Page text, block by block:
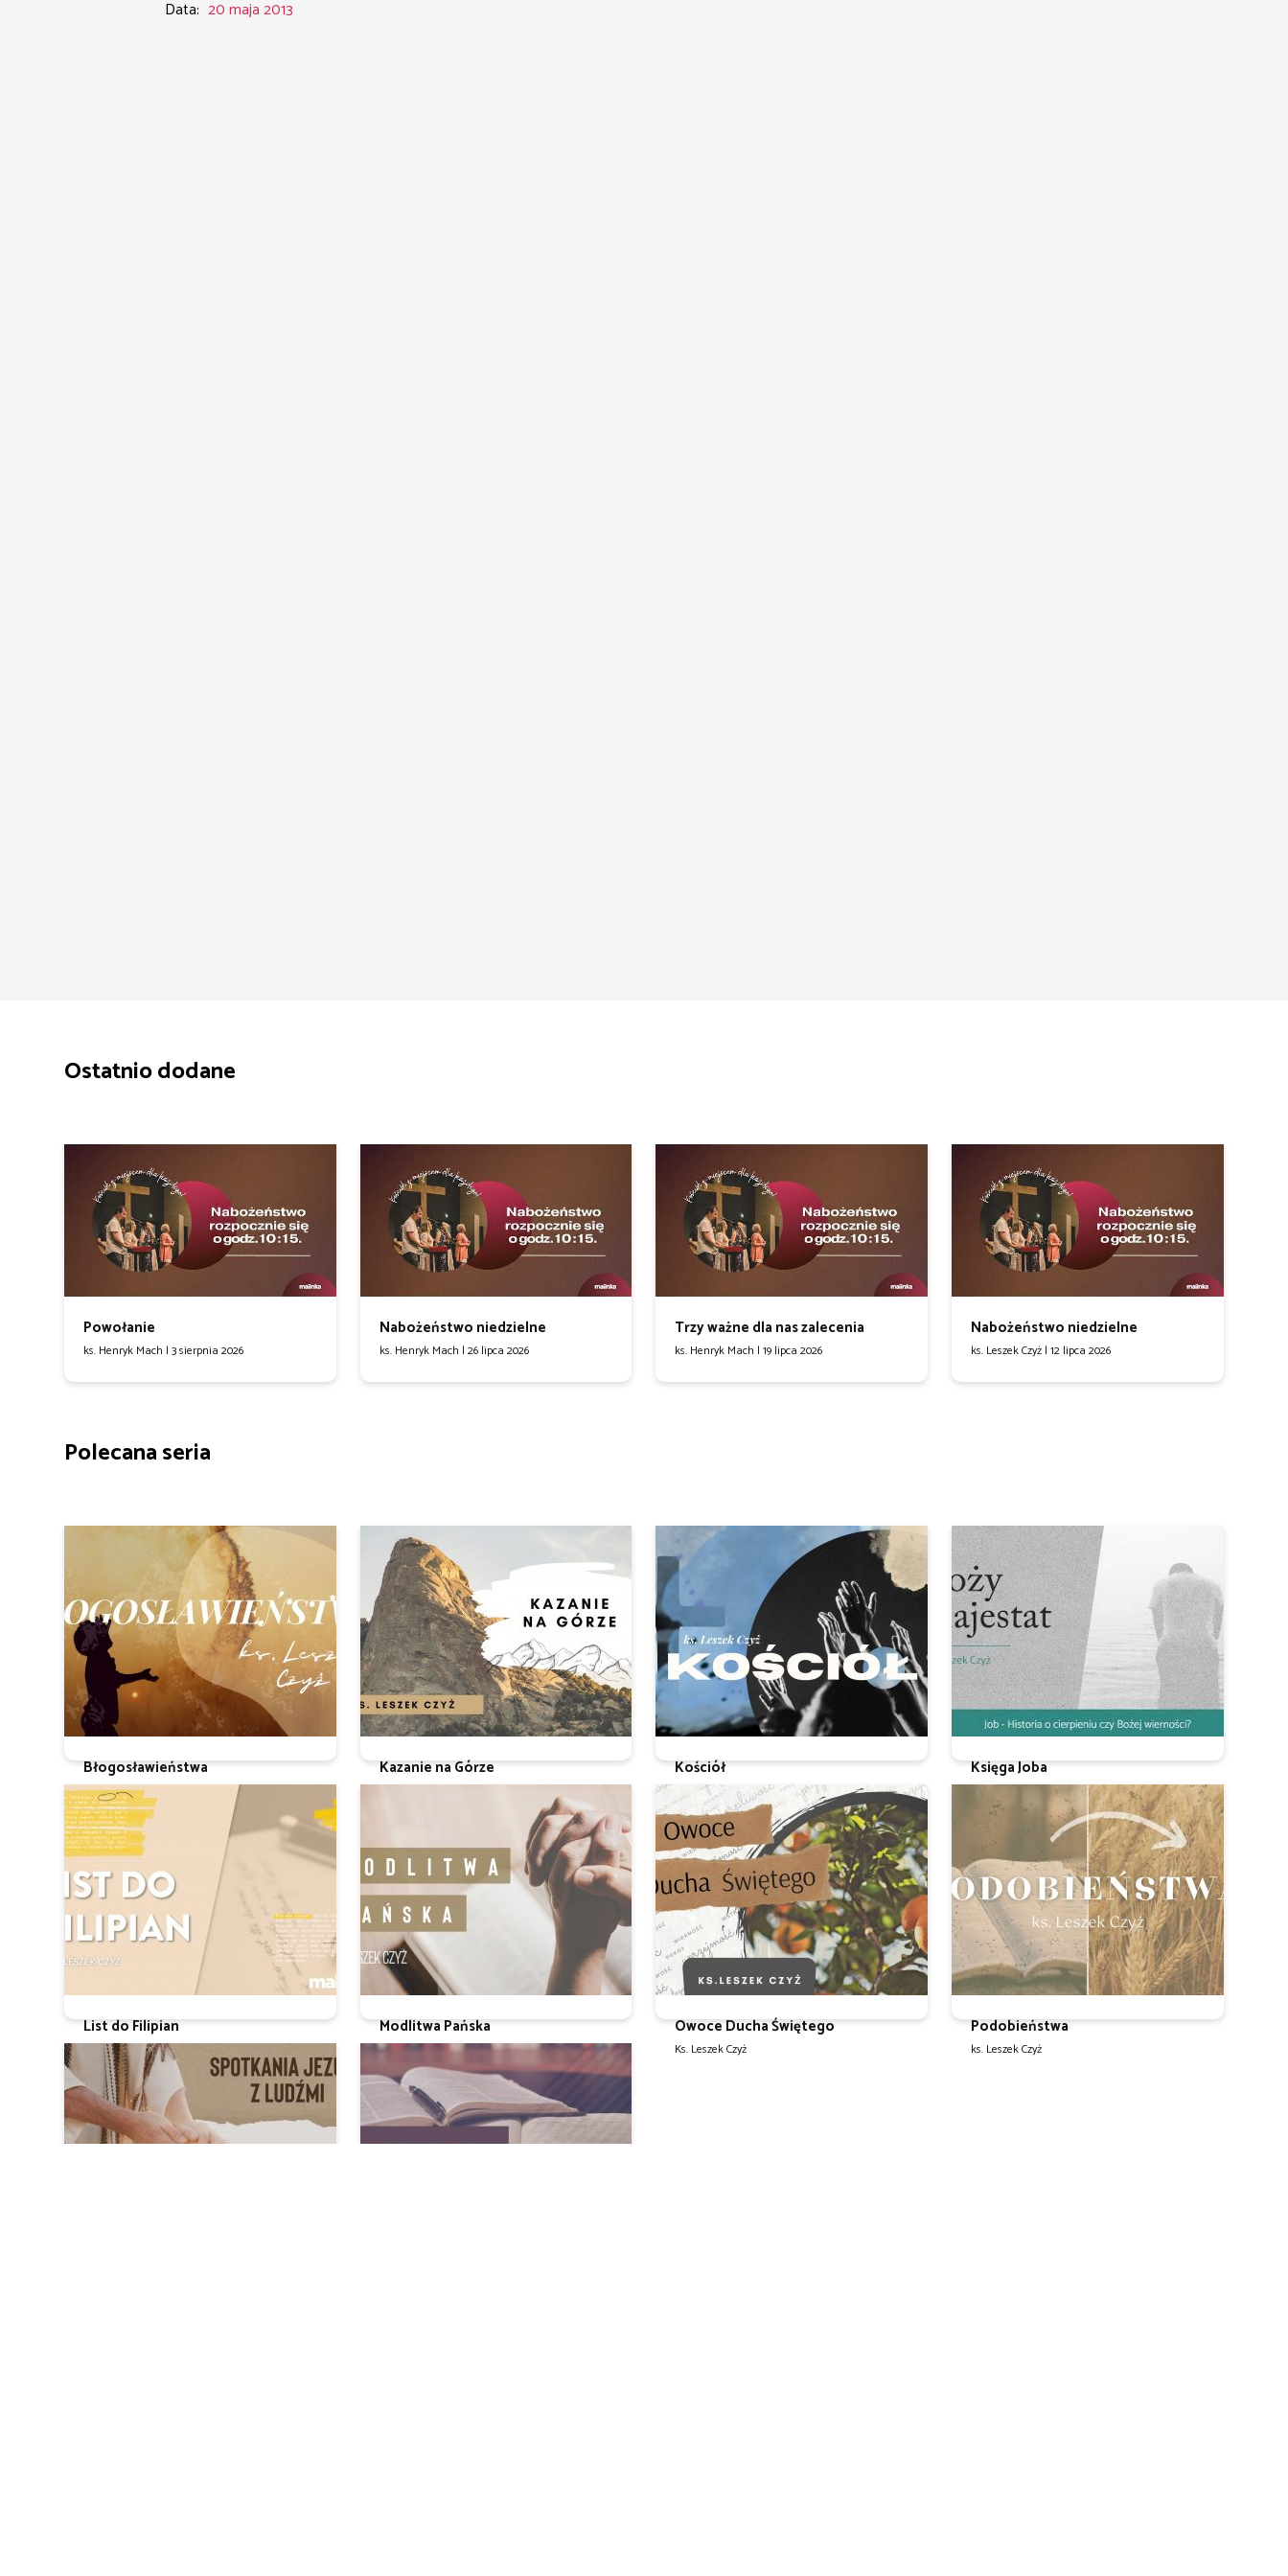
Data: 20 maja 2013
Ostatnio dodane
Powołanie
ks. Henryk Mach | 3 sierpnia 2026
Nabożeństwo niedzielne
ks. Henryk Mach | 26 lipca 2026
Trzy ważne dla nas zalecenia
ks. Henryk Mach | 19 lipca 2026
Nabożeństwo niedzielne
ks. Leszek Czyż | 12 lipca 2026
Polecana seria
Błogosławieństwa
Ks. Leszek Czyż
Kazanie na Górze Kościół
Ks. Leszek Czyż
Księga Joba
List do Filipian
ks. Leszek Czyż
Modlitwa Pańska
Ks. Leszek Czyż
Owoce Ducha Świętego
Ks. Leszek Czyż
Podobieństwa
ks. Leszek Czyż